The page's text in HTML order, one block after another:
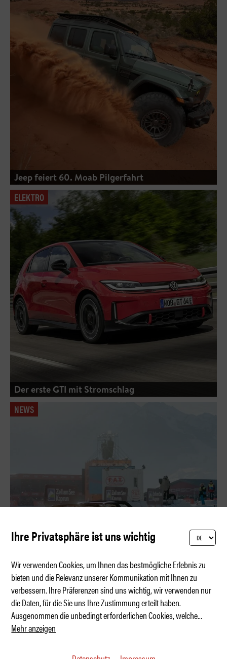
Jeep feiert 60. Moab Pilgerfahrt
ELEKTRO
Der erste GTI mit Stromschlag
NEWS
Eis, Elfer und Elektronen
Ihre Privatsphäre ist uns wichtig
Wir verwenden Cookies, um Ihnen das bestmögliche Erlebnis zu
bieten und die Relevanz unserer Kommunikation mit Ihnen zu
verbessern. Ihre Präferenzen sind uns wichtig, wir verwenden nur
die Daten, für die Sie uns Ihre Zustimmung erteilt haben.
Ausgenommen die unbedingt erforderlichen Cookies, welche...
Mehr anzeigen